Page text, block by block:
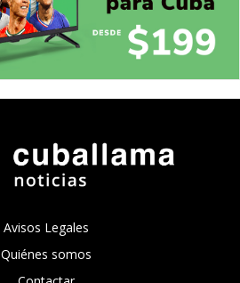
Avisos Legales
Quiénes somos